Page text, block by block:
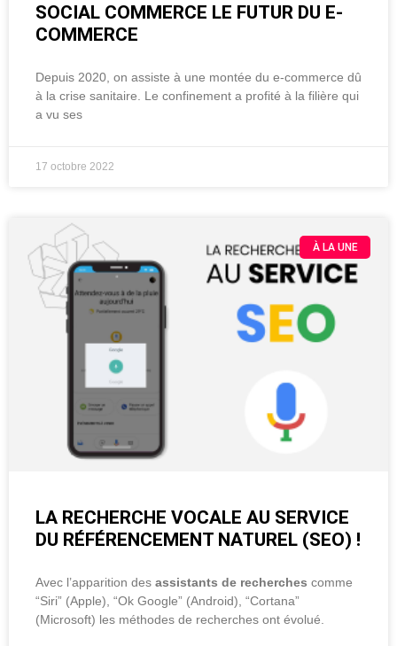
SOCIAL COMMERCE LE FUTUR DU E-
COMMERCE
Depuis 2020, on assiste à une montée du e-commerce dû
à la crise sanitaire. Le confinement a profité à la filière qui
a vu ses
17 octobre 2022
À LA UNE
LA RECHERCHE VOCALE AU SERVICE
DU RÉFÉRENCEMENT NATUREL (SEO) !
Avec l’apparition des assistants de recherches comme
“Siri” (Apple), “Ok Google” (Android), “Cortana”
(Microsoft) les méthodes de recherches ont évolué.